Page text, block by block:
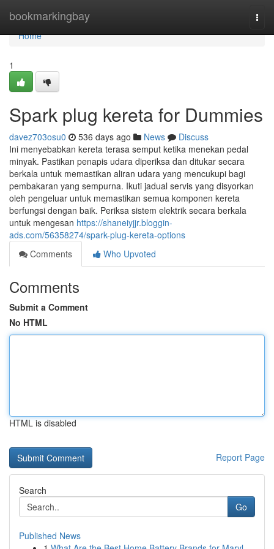
bookmarkingbay
Home
Home
1
Spark plug kereta for Dummies
davez703osu0 536 days ago News
Discuss
Ini menyebabkan kereta terasa semput ketika menekan pedal
minyak. Pastikan penapis udara diperiksa dan ditukar secara
berkala untuk memastikan aliran udara yang mencukupi bagi
pembakaran yang sempurna. Ikuti jadual servis yang disyorkan
oleh pengeluar untuk memastikan semua komponen kereta
berfungsi dengan baik. Periksa sistem elektrik secara berkala
untuk mengesan https://shaneiyjjr.bloggin-
ads.com/56358274/spark-plug-kereta-options
Comments
Who Upvoted
Comments
Submit a Comment
No HTML
HTML is disabled
Report Page
Search
Go
Published News